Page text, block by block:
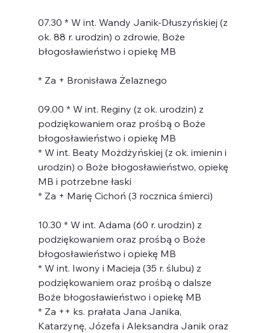
07.30 * W int. Wandy Janik-Dłuszyńskiej (z
ok. 88 r. urodzin) o zdrowie, Boże
błogosławieństwo i opiekę MB
* Za + Bronisława Żelaznego
09.00 * W int. Reginy (z ok. urodzin) z
podziękowaniem oraz prośbą o Boże
błogosławieństwo i opiekę MB
* W int. Beaty Możdżyńskiej (z ok. imienin i
urodzin) o Boże błogosławieństwo, opiekę
MB i potrzebne łaski
* Za + Marię Cichoń (3 rocznica śmierci)
10.30 * W int. Adama (60 r. urodzin) z
podziękowaniem oraz prośbą o Boże
błogosławieństwo i opiekę MB
* W int. Iwony i Macieja (35 r. ślubu) z
podziękowaniem oraz prośbą o dalsze
Boże błogosławieństwo i opiekę MB
* Za ++ ks. prałata Jana Janika,
Katarzynę, Józefa i Aleksandra Janik oraz